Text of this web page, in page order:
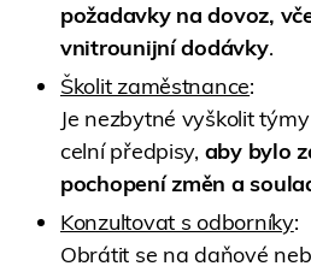
požadavky na dovoz,
vnitrounijní dodávky.
Školit zaměstnance:
Je nezbytné vyškolit
celní předpisy, aby bylo
pochopení změn a
Konzultovat s odborníky:
Obrátit se na daňové